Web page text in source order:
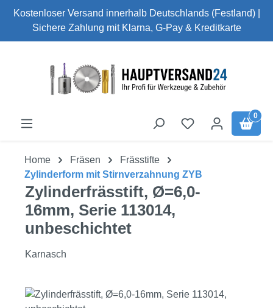
Zum Hauptinhalt springen
Kostenloser Versand innerhalb Deutschlands (Festland) |
Sichere Zahlung mit Klarna, G-Pay & Kreditkarte
0
Home Fräsen
Frässtifte
Zylinderform mit Stirnverzahnung ZYB
Zylinderfrässtift, Ø=6,0-
16mm, Serie 113014,
unbeschichtet
Karnasch
Bildergalerie überspringen